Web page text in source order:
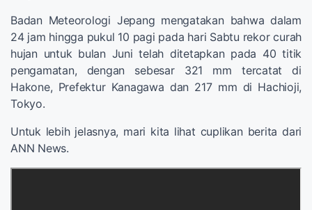
Badan Meteorologi Jepang mengatakan bahwa dalam
24 jam hingga pukul 10 pagi pada hari Sabtu rekor curah
hujan untuk bulan Juni telah ditetapkan pada 40 titik
pengamatan, dengan sebesar 321 mm tercatat di
Hakone, Prefektur Kanagawa dan 217 mm di Hachioji,
Tokyo.
Untuk lebih jelasnya, mari kita lihat cuplikan berita dari
ANN News.